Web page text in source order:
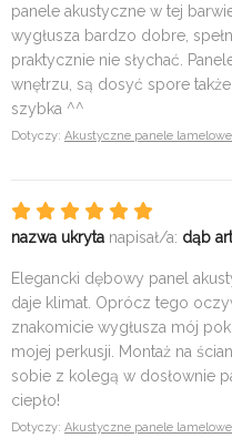
panele akustyczne w tej
wygłusza bardzo dobre,
praktycznie nie słychać.
wnętrzu, są dosyć spore
szybka ^^
Dotyczy: Akustyczne panele
nazwa ukryta napisał/a: dąb
Elegancki dębowy panel
daje klimat. Oprócz tego
znakomicie wygłusza mój
mojej perkusji. Montaż na
sobie z kolegą w dosłownie
ciepło!
Dotyczy: Akustyczne panele